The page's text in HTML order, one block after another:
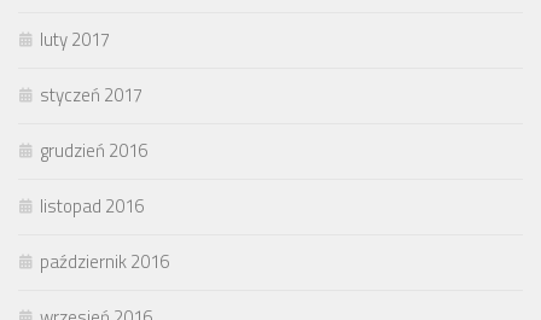
luty 2017
styczeń 2017
grudzień 2016
listopad 2016
październik 2016